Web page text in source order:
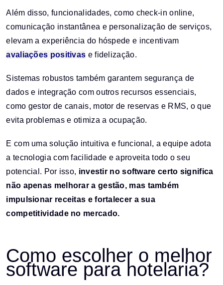
Além disso, funcionalidades, como check-in online,
comunicação instantânea e personalização de serviços,
elevam a experiência do hóspede e incentivam
avaliações positivas e fidelização.
Sistemas robustos também garantem segurança de
dados e integração com outros recursos essenciais,
como gestor de canais, motor de reservas e RMS, o que
evita problemas e otimiza a ocupação.
E com uma solução intuitiva e funcional, a equipe adota
a tecnologia com facilidade e aproveita todo o seu
potencial. Por isso, investir no software certo significa
não apenas melhorar a gestão, mas também
impulsionar receitas e fortalecer a sua
competitividade no mercado.
Como escolher o melhor
software para hotelaria?